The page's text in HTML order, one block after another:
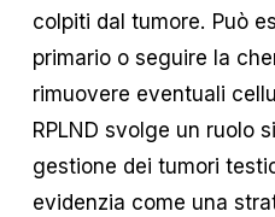
colpiti dal tumore. Può
primario o seguire la
rimuovere eventuali
RPLND svolge un ruolo
gestione dei tumori
evidenzia come una